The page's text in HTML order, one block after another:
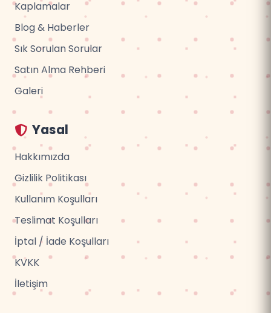
Kaplamalar
Blog & Haberler
Sık Sorulan Sorular
Satın Alma Rehberi
Galeri
Yasal
Hakkımızda
Gizlilik Politikası
Kullanım Koşulları
Teslimat Koşulları
İptal / İade Koşulları
KVKK
İletişim